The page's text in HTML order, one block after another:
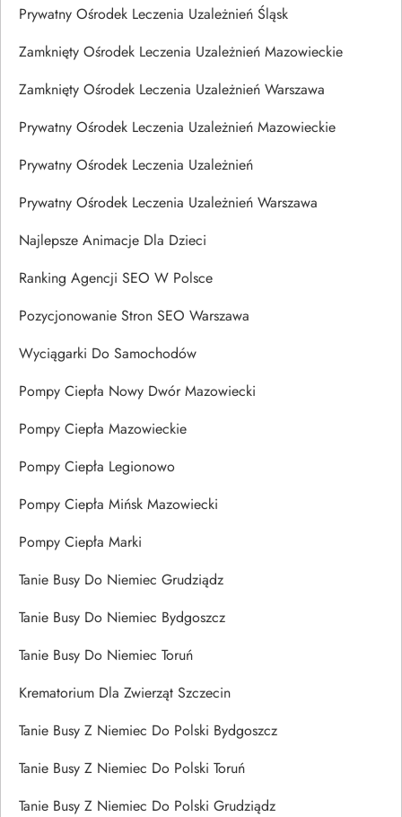
Prywatny Ośrodek Leczenia Uzależnień Śląsk
Zamknięty Ośrodek Leczenia Uzależnień Mazowieckie
Zamknięty Ośrodek Leczenia Uzależnień Warszawa
Prywatny Ośrodek Leczenia Uzależnień Mazowieckie
Prywatny Ośrodek Leczenia Uzależnień
Prywatny Ośrodek Leczenia Uzależnień Warszawa
Najlepsze Animacje Dla Dzieci
Ranking Agencji SEO W Polsce
Pozycjonowanie Stron SEO Warszawa
Wyciągarki Do Samochodów
Pompy Ciepła Nowy Dwór Mazowiecki
Pompy Ciepła Mazowieckie
Pompy Ciepła Legionowo
Pompy Ciepła Mińsk Mazowiecki
Pompy Ciepła Marki
Tanie Busy Do Niemiec Grudziądz
Tanie Busy Do Niemiec Bydgoszcz
Tanie Busy Do Niemiec Toruń
Krematorium Dla Zwierząt Szczecin
Tanie Busy Z Niemiec Do Polski Bydgoszcz
Tanie Busy Z Niemiec Do Polski Toruń
Tanie Busy Z Niemiec Do Polski Grudziądz